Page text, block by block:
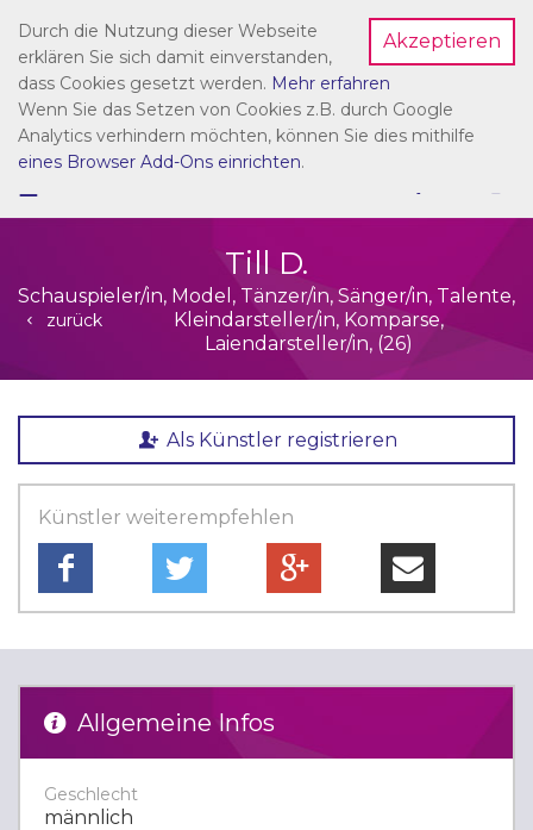
Dein Account
☰
Till D.
zurück
Schauspieler/in, Model, Tänzer/in, Sänger/in, Talente,
Kleindarsteller/in, Komparse,
Laiendarsteller/in, (26)
Als Künstler registrieren
Künstler weiterempfehlen
Allgemeine Infos
Geschlecht
männlich
Akzeptieren
Durch die Nutzung dieser Webseite
erklären Sie sich damit einverstanden,
dass Cookies gesetzt werden. Mehr erfahren
Wenn Sie das Setzen von Cookies z.B. durch Google
Analytics verhindern möchten, können Sie dies mithilfe
eines Browser Add-Ons einrichten.